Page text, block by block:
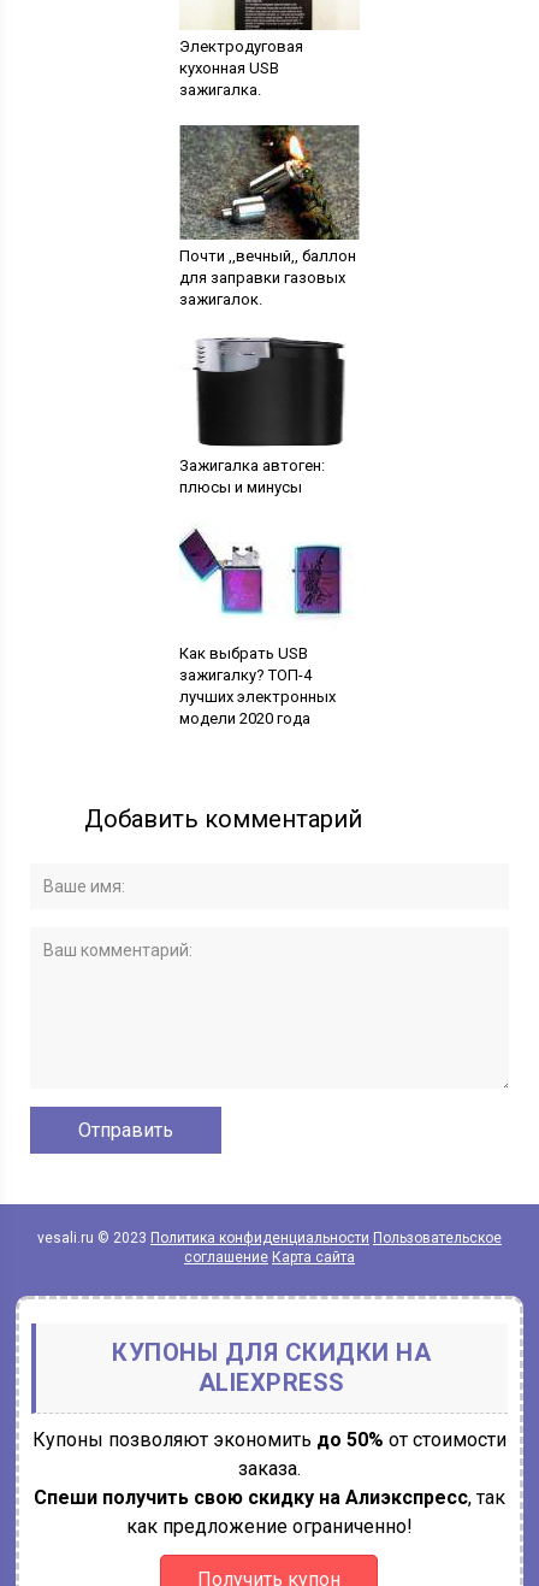
Электродуговая
кухонная USB
зажигалка.
Почти ,,вечный,, баллон
для заправки газовых
зажигалок.
Зажигалка автоген:
плюсы и минусы
Как выбрать USB
зажигалку? ТОП-4
лучших электронных
модели 2020 года
Добавить комментарий
vesali.ru © 2023 Политика конфиденциальности Пользовательское
соглашение Карта сайта
КУПОНЫ ДЛЯ СКИДКИ НА
ALIEXPRESS
Купоны позволяют экономить до 50% от стоимости
заказа.
Спеши получить свою скидку на Алиэкспресс, так
как предложение ограниченно!
Получить купон